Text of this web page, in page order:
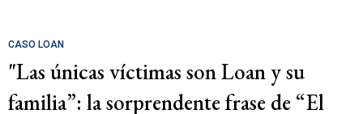
CASO LOAN
"Las únicas víctimas son Loan y su
familia”: la sorprendente frase de “El